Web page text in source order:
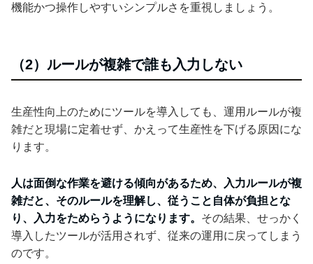
機能かつ操作しやすいシンプルさを重視しましょう。
（2）ルールが複雑で誰も入力しない
生産性向上のためにツールを導入しても、運用ルールが複
雑だと現場に定着せず、かえって生産性を下げる原因にな
ります。
人は面倒な作業を避ける傾向があるため、入力ルールが複
雑だと、そのルールを理解し、従うこと自体が負担とな
り、入力をためらうようになります。 その結果、せっかく
導入したツールが活用されず、従来の運用に戻ってしまう
のです。